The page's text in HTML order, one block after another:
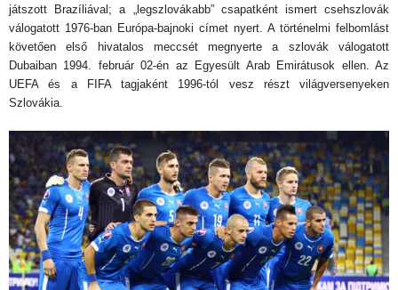
játszott Brazíliával; a „legszlovákabb” csapatként ismert csehszlovák
válogatott 1976-ban Európa-bajnoki címet nyert. A történelmi felbomlást
követően első hivatalos meccsét megnyerte a szlovák válogatott
Dubaiban 1994. február 02-én az Egyesült Arab Emirátusok ellen. Az
UEFA és a FIFA tagjaként 1996-tól vesz részt világversenyeken
Szlovákia.